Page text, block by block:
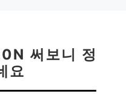
써보니 정
요